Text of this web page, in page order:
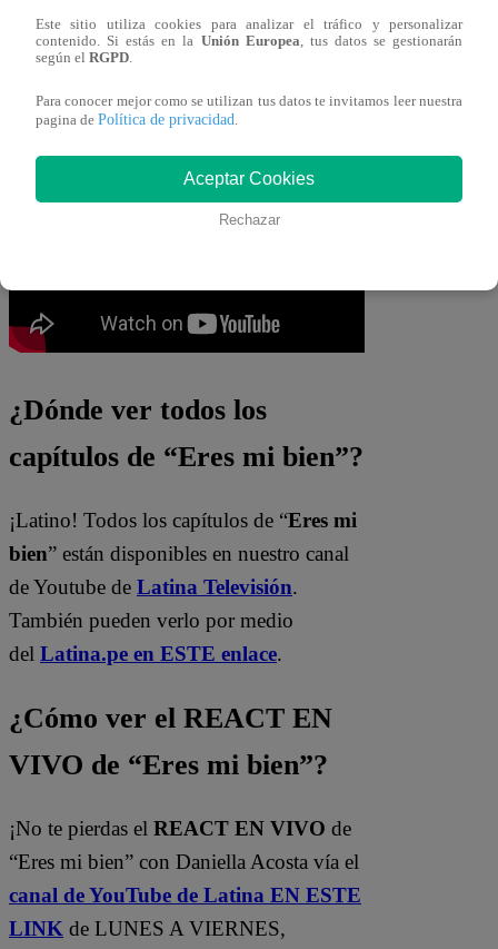
dispuesta a luchar por su sueño? ¿Logrará
convencer a Rebeca de que tiene lo
verdadera artista? Descúbrelo en los
¿Dónde ver todos los
capítulos de “Eres mi bien”?
¡Latino! Todos los capítulos de “Eres mi
bien” están disponibles en nuestro canal
de Youtube de Latina Televisión.
También pueden verlo por medio
del Latina.pe en ESTE enlace.
¿Cómo ver el REACT EN
VIVO de “Eres mi bien”?
¡No te pierdas el REACT EN VIVO de
“Eres mi bien” con Daniella Acosta vía el
canal de YouTube de Latina EN ESTE
LINK de LUNES A VIERNES,
Este sitio utiliza cookies para analizar el tráfico y personalizar
contenido. Si estás en la Unión Europea, tus datos se gestionarán
según el RGPD.
Para conocer mejor como se utilizan tus datos te invitamos leer nuestra
pagina de Política de privacidad.
Aceptar Cookies
Rechazar